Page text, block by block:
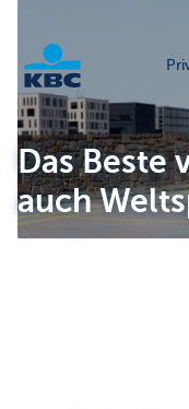
KBC
Das Beste
auch